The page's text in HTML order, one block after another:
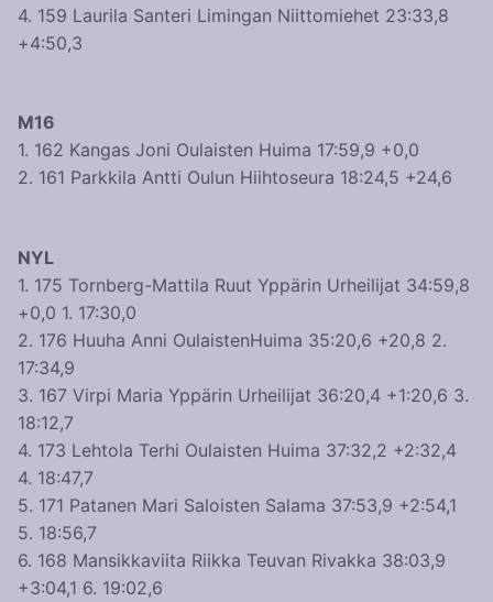
4. 159 Laurila Santeri Limingan Niittomiehet 23:33,8
+4:50,3
M16
1. 162 Kangas Joni Oulaisten Huima 17:59,9 +0,0
2. 161 Parkkila Antti Oulun Hiihtoseura 18:24,5 +24,6
NYL
1. 175 Tornberg-Mattila Ruut Yppärin Urheilijat 34:59,8
+0,0 1. 17:30,0
2. 176 Huuha Anni OulaistenHuima 35:20,6 +20,8 2.
17:34,9
3. 167 Virpi Maria Yppärin Urheilijat 36:20,4 +1:20,6 3.
18:12,7
4. 173 Lehtola Terhi Oulaisten Huima 37:32,2 +2:32,4
4. 18:47,7
5. 171 Patanen Mari Saloisten Salama 37:53,9 +2:54,1
5. 18:56,7
6. 168 Mansikkaviita Riikka Teuvan Rivakka 38:03,9
+3:04,1 6. 19:02,6